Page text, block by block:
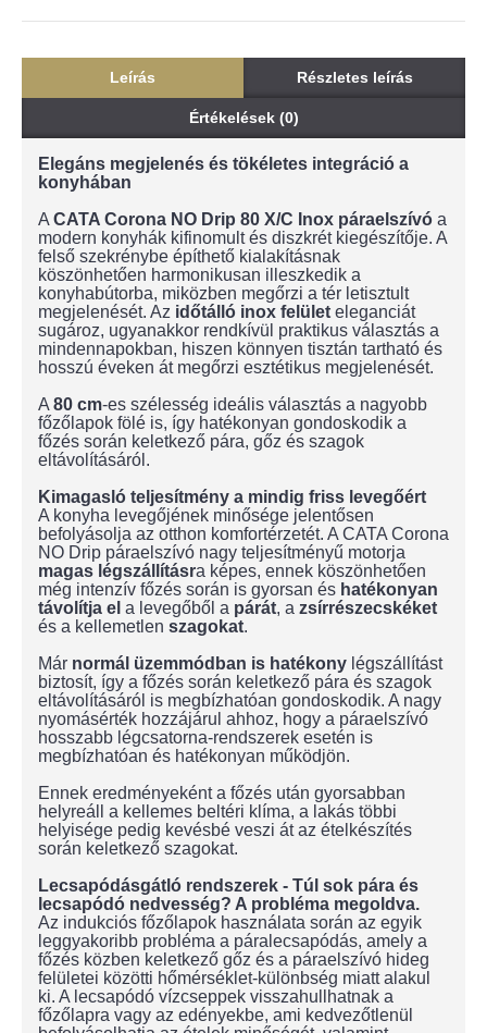
Leírás Részletes leírás
Értékelések (0)
Elegáns megjelenés és tökéletes integráció a
konyhában
A CATA Corona NO Drip 80 X/C Inox páraelszívó a
modern konyhák kifinomult és diszkrét kiegészítője. A
felső szekrénybe építhető kialakításnak
köszönhetően harmonikusan illeszkedik a
konyhabútorba, miközben megőrzi a tér letisztult
megjelenését. Az időtálló inox felület eleganciát
sugároz, ugyanakkor rendkívül praktikus választás a
mindennapokban, hiszen könnyen tisztán tartható és
hosszú éveken át megőrzi esztétikus megjelenését.
A 80 cm-es szélesség ideális választás a nagyobb
főzőlapok fölé is, így hatékonyan gondoskodik a
főzés során keletkező pára, gőz és szagok
eltávolításáról.
Kimagasló teljesítmény a mindig friss levegőért
A konyha levegőjének minősége jelentősen
befolyásolja az otthon komfortérzetét. A CATA Corona
NO Drip páraelszívó nagy teljesítményű motorja
magas légszállításra képes, ennek köszönhetően
még intenzív főzés során is gyorsan és hatékonyan
távolítja el a levegőből a párát, a zsírrészecskéket
és a kellemetlen szagokat.
Már normál üzemmódban is hatékony légszállítást
biztosít, így a főzés során keletkező pára és szagok
eltávolításáról is megbízhatóan gondoskodik. A nagy
nyomásérték hozzájárul ahhoz, hogy a páraelszívó
hosszabb légcsatorna-rendszerek esetén is
megbízhatóan és hatékonyan működjön.
Ennek eredményeként a főzés után gyorsabban
helyreáll a kellemes beltéri klíma, a lakás többi
helyisége pedig kevésbé veszi át az ételkészítés
során keletkező szagokat.
Lecsapódásgátló rendszerek - Túl sok pára és
lecsapódó nedvesség? A probléma megoldva.
Az indukciós főzőlapok használata során az egyik
leggyakoribb probléma a páralecsapódás, amely a
főzés közben keletkező gőz és a páraelszívó hideg
felületei közötti hőmérséklet-különbség miatt alakul
ki. A lecsapódó vízcseppek visszahullhatnak a
főzőlapra vagy az edényekbe, ami kedvezőtlenül